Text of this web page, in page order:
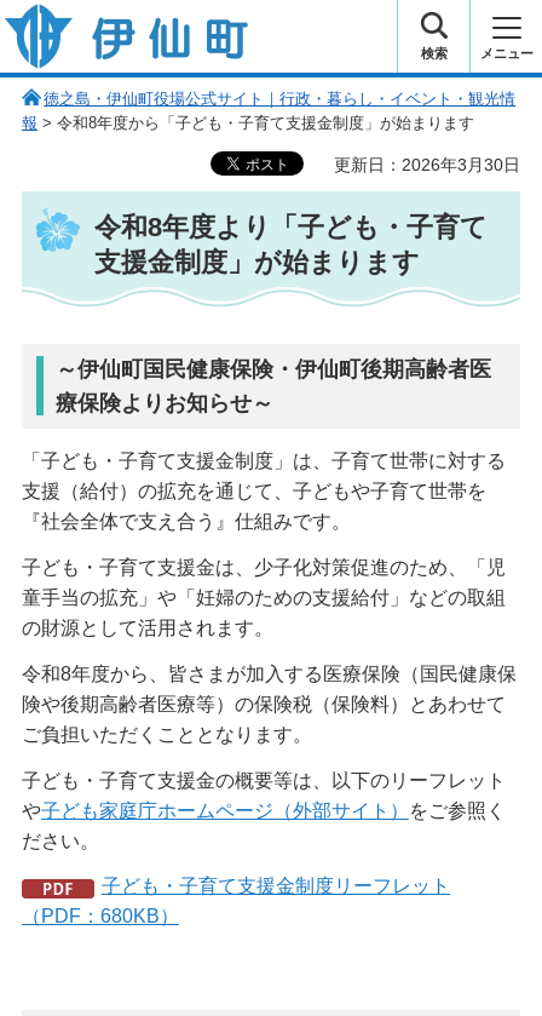
伊仙町 健康・長寿と子宝の町
検索 メニュー
徳之島・伊仙町役場公式サイト｜行政・暮らし・イベント・観光情
報 > 令和8年度から「子ども・子育て支援金制度」が始まります
更新日：2026年3月30日
令和8年度より「子ども・子育て
支援金制度」が始まります
～伊仙町国民健康保険・伊仙町後期高齢者医
療保険よりお知らせ～
「子ども・子育て支援金制度」は、子育て世帯に対する
支援（給付）の拡充を通じて、子どもや子育て世帯を
『社会全体で支え合う』仕組みです。
子ども・子育て支援金は、少子化対策促進のため、「児
童手当の拡充」や「妊婦のための支援給付」などの取組
の財源として活用されます。
令和8年度から、皆さまが加入する医療保険（国民健康保
険や後期高齢者医療等）の保険税（保険料）とあわせて
ご負担いただくこととなります。
子ども・子育て支援金の概要等は、以下のリーフレット
や子ども家庭庁ホームページ（外部サイト）
をご参照く
ださい。
子ども・子育て支援金制度リーフレット
（PDF：680KB）